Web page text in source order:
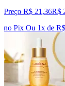
Preço R$ 21,36R$
no Pix Ou 1x de